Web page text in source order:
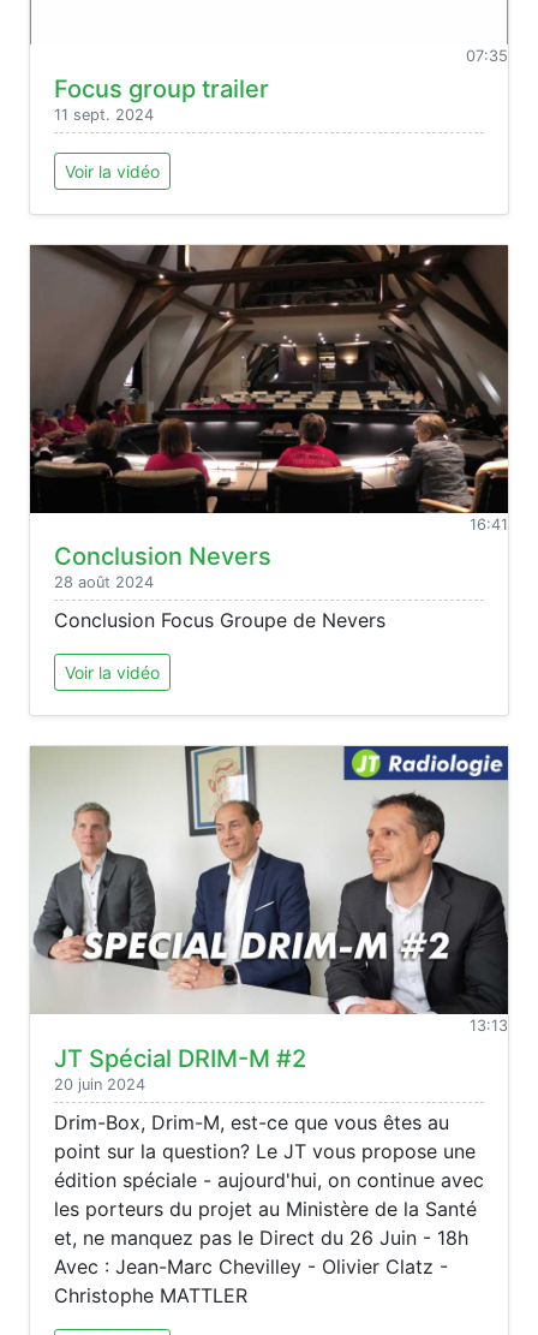
07:35
Focus group trailer
11 sept. 2024
Voir la vidéo
16:41
Conclusion Nevers
28 août 2024
Conclusion Focus Groupe de Nevers
Voir la vidéo
13:13
JT Spécial DRIM-M #2
20 juin 2024
Drim-Box, Drim-M, est-ce que vous êtes au
point sur la question? Le JT vous propose une
édition spéciale - aujourd'hui, on continue avec
les porteurs du projet au Ministère de la Santé
et, ne manquez pas le Direct du 26 Juin - 18h
Avec : Jean-Marc Chevilley - Olivier Clatz -
Christophe MATTLER